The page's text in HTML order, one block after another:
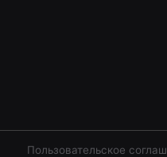
Пользовательское